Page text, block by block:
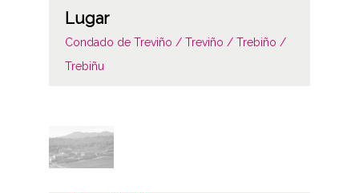
Lugar
Condado de Treviño / Treviño / Trebiño /
Trebiñu
CC BY-NC-SA 4.0